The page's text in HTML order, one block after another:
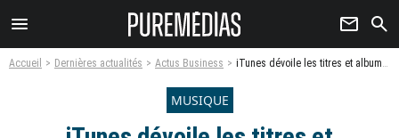
menu newsletter search
Accueil Dernières actualités Actus Business iTunes dévoile les titres et albums les plus vendus de 2014
MUSIQUE